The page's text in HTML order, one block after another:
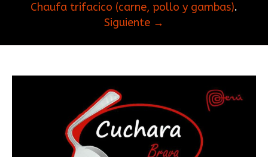
Chaufa trifacico (carne, pollo y gambas).
Siguiente →